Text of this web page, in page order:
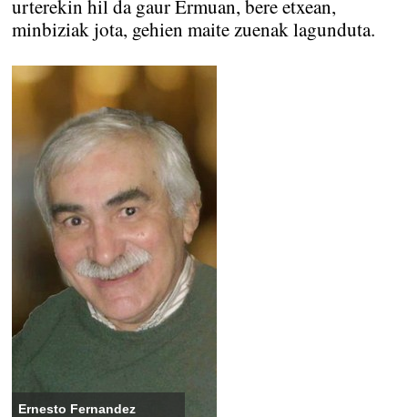
urterekin hil da gaur Ermuan, bere etxean,
minbiziak jota, gehien maite zuenak lagunduta.
Ernesto Fernandez